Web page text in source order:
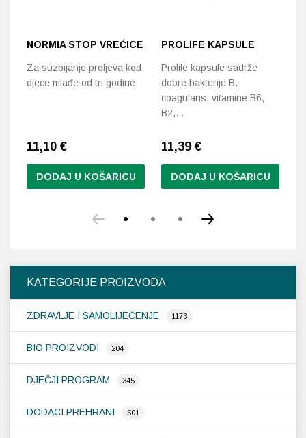
KATEGORIJE PROIZVODA
ZDRAVLJE I SAMOLIJEČENJE 1173
BIO PROIZVODI 204
DJEČJI PROGRAM 345
DODACI PREHRANI 501
NORMIA STOP VREĆICE
Za suzbijanje proljeva kod
djece mlađe od tri godine
11,10 €
DODAJ U KOŠARICU
PROLIFE KAPSULE
Prolife kapsule sadrže
dobre bakterije B.
coagulans, vitamine B6,
B2,…
11,39 €
DODAJ U KOŠARICU